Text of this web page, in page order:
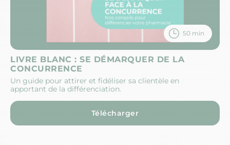
50 min
LIVRE BLANC : SE DÉMARQUER DE LA
CONCURRENCE
Un guide pour attirer et fidéliser sa clientèle en
apportant de la différenciation.
Télécharger